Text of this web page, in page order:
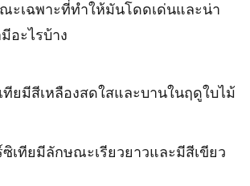
ะเฉพาะที่ทำให้มันโดดเด่นและน่า
อะไรบ้าง
ยมีสีเหลืองสดใสและบานในฤดูใบไม้
เทียมีลักษณะเรียวยาวและมีสีเขียว